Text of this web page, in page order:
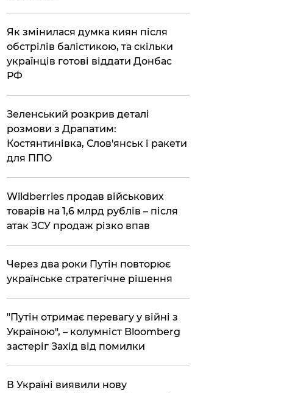
Як змінилася думка киян після
обстрілів балістикою, та скільки
українців готові віддати Донбас
РФ
Зеленський розкрив деталі
розмови з Драпатим:
Костянтинівка, Слов'янськ і ракети
для ППО
Wildberries продав військових
товарів на 1,6 млрд рублів – після
атак ЗСУ продаж різко впав
Через два роки Путін повторює
українське стратегічне рішення
"Путін отримає перевагу у війні з
Україною", – колумніст Bloomberg
застеріг Захід від помилки
В Україні виявили нову